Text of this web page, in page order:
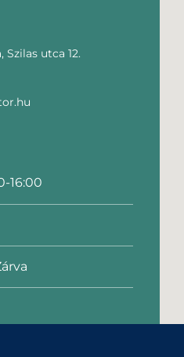
Szilas utca 12.
16:00